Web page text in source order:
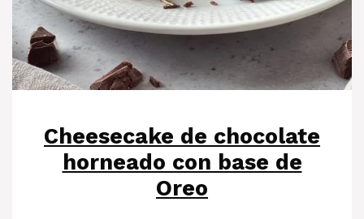
Cheesecake de chocolate
horneado con base de
Oreo